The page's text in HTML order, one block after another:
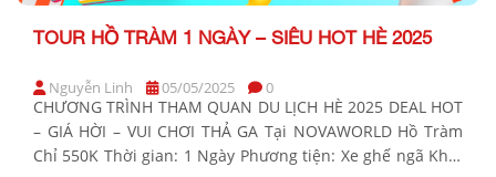
TOUR HỒ TRÀM 1 NGÀY – SIÊU HOT HÈ 2025
Nguyễn Linh 05/05/2025 0
CHƯƠNG TRÌNH THAM QUAN DU LỊCH HÈ 2025 DEAL HOT
– GIÁ HỜI – VUI CHƠI THẢ GA Tại NOVAWORLD Hồ Tràm
Chỉ 550K Thời gian: 1 Ngày Phương tiện: Xe ghế ngã Khởi